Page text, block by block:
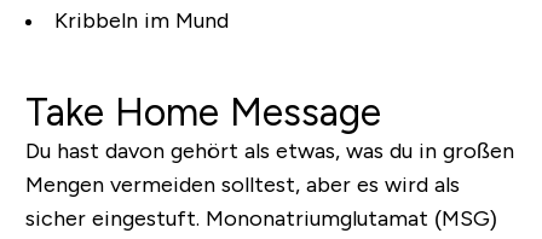
Kribbeln im Mund
Take Home Message
Du hast davon gehört als etwas, was du in großen
Mengen vermeiden solltest, aber es wird als
sicher eingestuft. Mononatriumglutamat (MSG)